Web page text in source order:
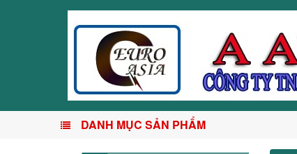
DANH MỤC SẢN PHẨM